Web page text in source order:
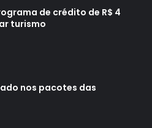
de crédito de R$ 4
turismo
nos pacotes das